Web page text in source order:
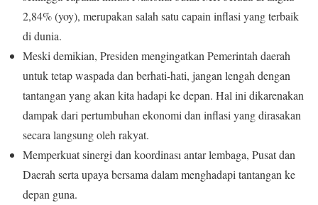
2,84% (yoy), merupakan salah satu capain inflasi yang terbaik
di dunia.
Meski demikian, Presiden mengingatkan Pemerintah daerah
untuk tetap waspada dan berhati-hati, jangan lengah dengan
tantangan yang akan kita hadapi ke depan. Hal ini dikarenakan
dampak dari pertumbuhan ekonomi dan inflasi yang dirasakan
secara langsung oleh rakyat.
Memperkuat sinergi dan koordinası antar lembaga, Pusat dan
Daerah serta upaya bersama dalam menghadapi tantangan ke
depan guna.